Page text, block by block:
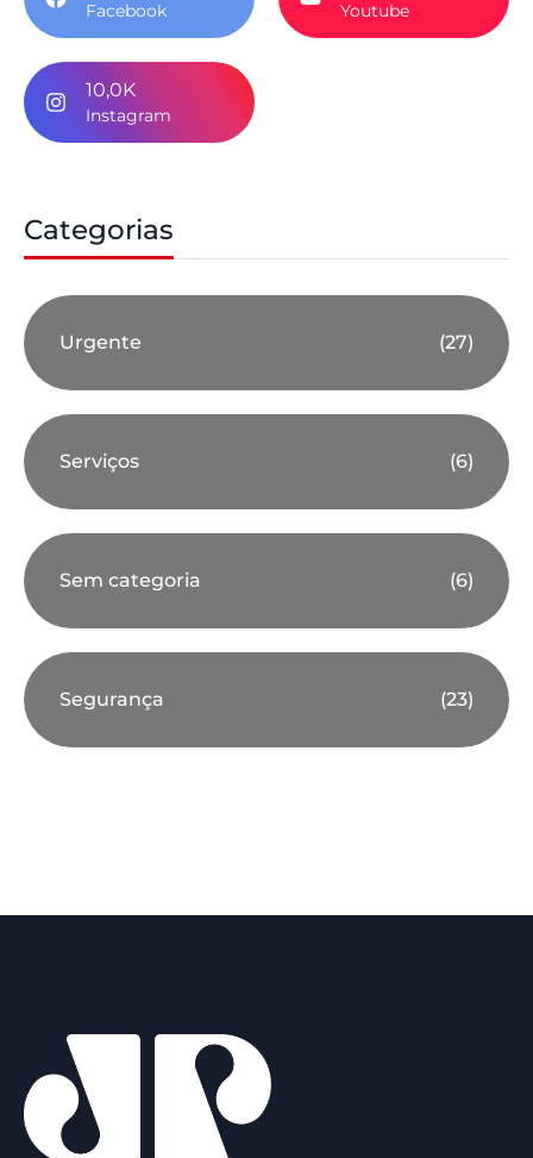
Facebook Youtube
10,0K
Instagram
Categorias
Urgente (27)
Serviços (6)
Sem categoria (6)
Segurança (23)